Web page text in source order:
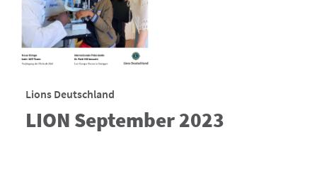
Lions Deutschland
LION September 2023